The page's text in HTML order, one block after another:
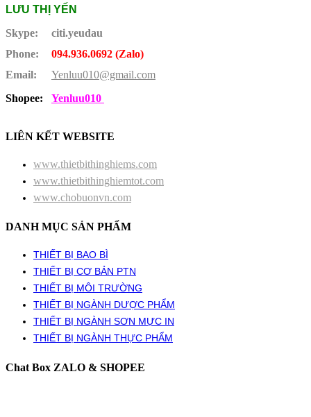
LƯU THỊ YẾN
Skype:
citi.yeudau
Phone:
094.936.0692 (Zalo)
Email:
Yenluu010@gmail.com
Shopee:
Yenluu010
LIÊN KẾT WEBSITE
www.thietbithinghiems.com
www.thietbithinghiemtot.com
www.chobuonvn.com
DANH MỤC SẢN PHẨM
THIẾT BỊ BAO BÌ
THIẾT BỊ CƠ BẢN PTN
THIẾT BỊ MÔI TRƯỜNG
THIẾT BỊ NGÀNH DƯỢC PHẨM
THIẾT BỊ NGÀNH SƠN MỰC IN
THIẾT BỊ NGÀNH THỰC PHẨM
Chat Box ZALO & SHOPEE